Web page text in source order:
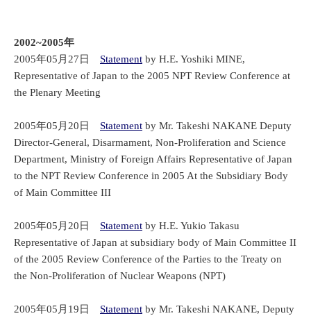
2002~2005年
2005年05月27日 Statement by H.E. Yoshiki MINE,
Representative of Japan to the 2005 NPT Review Conference at
the Plenary Meeting
2005年05月20日 Statement by Mr. Takeshi NAKANE Deputy
Director-General, Disarmament, Non-Proliferation and Science
Department, Ministry of Foreign Affairs Representative of Japan
to the NPT Review Conference in 2005 At the Subsidiary Body
of Main Committee III
2005年05月20日 Statement by H.E. Yukio Takasu
Representative of Japan at subsidiary body of Main Committee II
of the 2005 Review Conference of the Parties to the Treaty on
the Non-Proliferation of Nuclear Weapons (NPT)
2005年05月19日 Statement by Mr. Takeshi NAKANE, Deputy